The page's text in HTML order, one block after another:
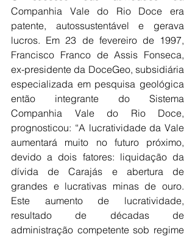
Companhia Vale do Rio Doce era
patente, autossustentável e gerava
lucros. Em 23 de fevereiro de 1997,
Francisco Franco de Assis Fonseca,
ex-presidente da DoceGeo, subsidiária
especializada em pesquisa geológica
então integrante do Sistema
Companhia Vale do Rio Doce,
prognosticou: “A lucratividade da Vale
aumentará muito no futuro próximo,
devido a dois fatores: liquidação da
dívida de Carajás e abertura de
grandes e lucrativas minas de ouro.
Este aumento de lucratividade,
resultado de décadas de
administração competente sob regime